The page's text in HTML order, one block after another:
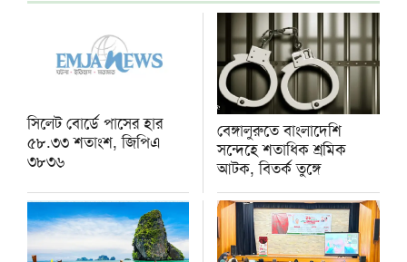
সিলেট বোর্ডে পাসের হার
৫৮.৩৩ শতাংশ, জিপিএ
৩৮৩৬
বেঙ্গালুরুতে বাংলাদেশি
সন্দেহে শতাধিক শ্রমিক
আটক, বিতর্ক তুঙ্গে